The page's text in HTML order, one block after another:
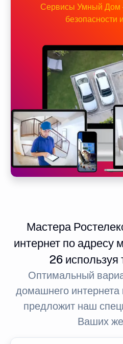
Сервисы Умный Дом
безопасности
Мастера
интернет по адресу
26 используя
Оптимальный
домашнего
предложит наш
Ваших